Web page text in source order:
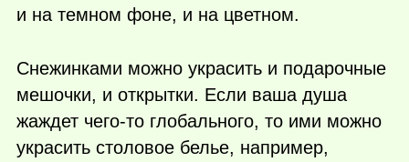
и на темном фоне, и на цветном.
Снежинками можно украсить и подарочные
мешочки, и открытки. Если ваша душа
жаждет чего-то глобального, то ими можно
украсить столовое белье, например,